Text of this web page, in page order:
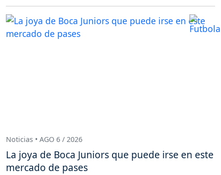
Noticias • AGO 6 / 2026
La joya de Boca Juniors que puede irse en este
mercado de pases